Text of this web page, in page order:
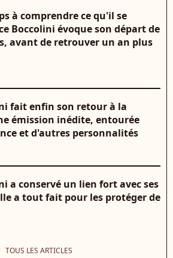
à comprendre ce qu'il se
Boccolini évoque son départ de
avant de retrouver un an plus
fait enfin son retour à la
émission inédite, entourée
et d'autres personnalités
a conservé un lien fort avec ses
a tout fait pour les protéger de
TOUS LES ARTICLES